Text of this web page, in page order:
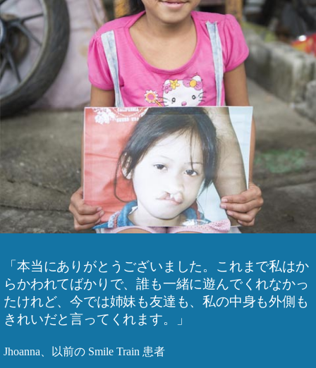
「本当にありがとうございました。これまで私はか
らかわれてばかりで、誰も一緒に遊んでくれなかっ
たけれど、今では姉妹も友達も、私の中身も外側も
きれいだと言ってくれます。」
Jhoanna、以前の Smile Train 患者